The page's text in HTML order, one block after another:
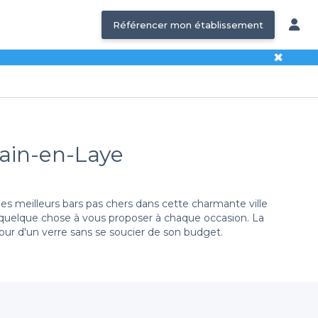
Référencer mon établissement
✖
en-Laye
meilleurs bars pas chers dans cette charmante ville
chose à vous proposer à chaque occasion. La
d'un verre sans se soucier de son budget.
vous permet d'accéder rapidement à une large
vous pourrez consulter les offres disponibles, les